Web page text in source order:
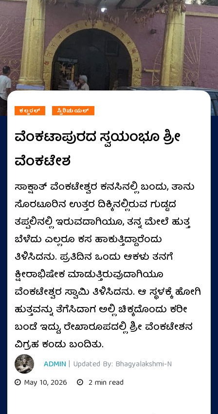
ಕಲ್ಚರಲ್ ಸ್ಪಿರಿಚುಯಲ್
ವೆಂಕಟಾಪುರದ ಸ್ವಯಂಭೂ ಶ್ರೀ
ವೆಂಕಟೇಶ
ಸಾಕ್ಷಾತ್‌ ವೆಂಕಟೇಶ್ವರ ಕನಸಿನಲ್ಲಿ ಬಂದು, ತಾನು
ಸೊರಟೂರಿನ ಉತ್ತರ ದಿಕ್ಕಿನಲ್ಲಿರುವ ಗುಡ್ಡದ
ತಪ್ಪಲಿನಲ್ಲಿ ಇರುವದಾಗಿಯೂ, ತನ್ನ ಮೇಲೆ ಹುತ್ತ
ಬೆಳೆದು ಎಲ್ಲರೂ ಕಸ ಹಾಕುತ್ತಿದ್ದಾರೆಂದು
ತಿಳಿಸಿದನು. ಪ್ರತಿದಿನ ಒಂದು ಆಕಳು ತನಗೆ
ಕ್ಷೀರಾಭಿಷೇಕ ಮಾಡುತ್ತಿರುವುದಾಗಿಯೂ
ವೆಂಕಟೇಶ್ವರ ಸ್ವಾಮಿ ತಿಳಿಸಿದನು. ಆ ಸ್ಥಳಕ್ಕೆ ಹೋಗಿ
ಹುತ್ತವನ್ನು ತೆಗೆಸಿದಾಗ ಅಲ್ಲಿ ಚಿಕ್ಕದೊಂದು ಕರೀ
ಬಂಡೆ ಇದ್ದು, ರೇಖಾರೂಪದಲ್ಲಿ ಶ್ರೀ ವೆಂಕಟೇಶನ
ವಿಗ್ರಹ ಕಂಡು ಬಂದಿತು.
ADMIN | Updated By: Bhagyalakshmi-N
May 10, 2026
2 min read